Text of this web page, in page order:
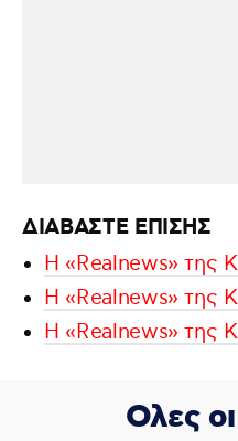
ΔΙΑΒΑΣΤΕ ΕΠΙΣΗΣ
Η «Realnews» της
Η «Realnews» της
Η «Realnews» της
Ολες